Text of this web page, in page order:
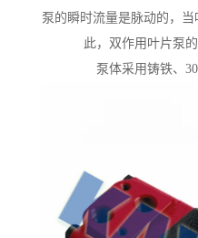
泵的瞬时流量是脉动的，
此，双作用叶片泵
泵体采用铸铁、